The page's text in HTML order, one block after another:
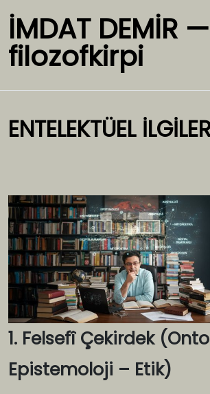
İMDAT DEMİR —
filozofkirpi
ENTELEKTÜEL
1. Felsefî Çekirdek
Epistemoloji – Etik)